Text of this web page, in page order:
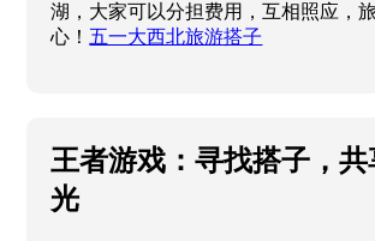
湖，大家可以分担费用，互相照应，
心！ 五一大西北旅游搭子
王者游戏：寻找搭子，
光